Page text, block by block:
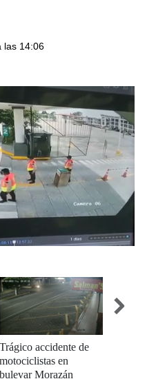
las 14:06
Próximo
Trágico accidente de
motociclistas en
bulevar Morazán